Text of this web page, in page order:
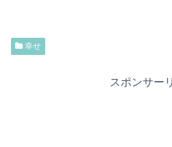
幸せ
スポンサー